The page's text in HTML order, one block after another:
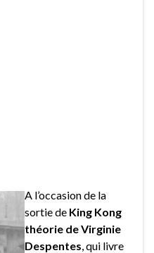
A l’occasion de la
sortie de King Kong
théorie de Virginie
Despentes , qui livre